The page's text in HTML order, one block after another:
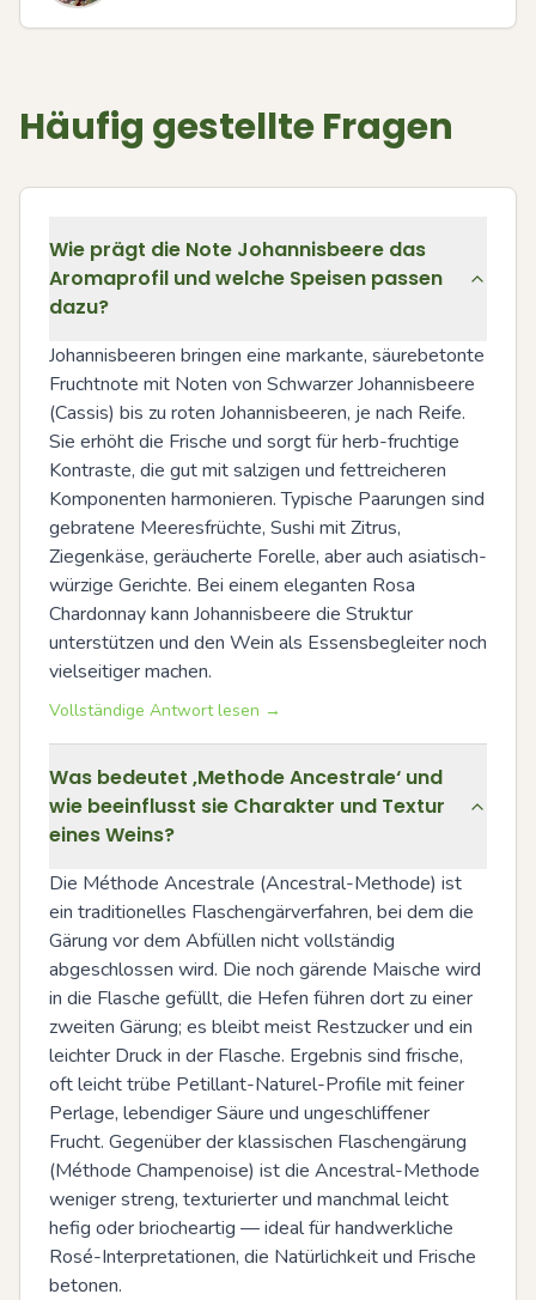
Häufig gestellte Fragen
Wie prägt die Note Johannisbeere das
Aromaprofil und welche Speisen passen
dazu?
Johannisbeeren bringen eine markante, säurebetonte
Fruchtnote mit Noten von Schwarzer Johannisbeere
(Cassis) bis zu roten Johannisbeeren, je nach Reife.
Sie erhöht die Frische und sorgt für herb-fruchtige
Kontraste, die gut mit salzigen und fettreicheren
Komponenten harmonieren. Typische Paarungen sind
gebratene Meeresfrüchte, Sushi mit Zitrus,
Ziegenkäse, geräucherte Forelle, aber auch asiatisch-
würzige Gerichte. Bei einem eleganten Rosa
Chardonnay kann Johannisbeere die Struktur
unterstützen und den Wein als Essensbegleiter noch
vielseitiger machen.
Vollständige Antwort lesen →
Was bedeutet ‚Methode Ancestrale‘ und
wie beeinflusst sie Charakter und Textur
eines Weins?
Die Méthode Ancestrale (Ancestral-Methode) ist
ein traditionelles Flaschengärverfahren, bei dem die
Gärung vor dem Abfüllen nicht vollständig
abgeschlossen wird. Die noch gärende Maische wird
in die Flasche gefüllt, die Hefen führen dort zu einer
zweiten Gärung; es bleibt meist Restzucker und ein
leichter Druck in der Flasche. Ergebnis sind frische,
oft leicht trübe Petillant-Naturel-Profile mit feiner
Perlage, lebendiger Säure und ungeschliffener
Frucht. Gegenüber der klassischen Flaschengärung
(Méthode Champenoise) ist die Ancestral-Methode
weniger streng, texturierter und manchmal leicht
hefig oder briocheartig — ideal für handwerkliche
Rosé-Interpretationen, die Natürlichkeit und Frische
betonen.